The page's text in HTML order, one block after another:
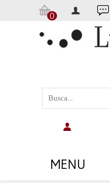
0
(vazio)
MENU